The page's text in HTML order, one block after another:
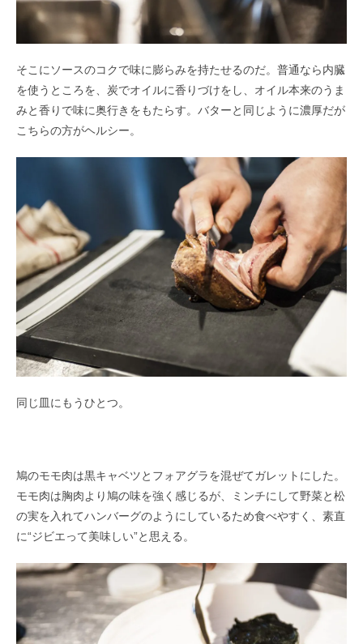
そこにソースのコクで味に膨らみを持たせるのだ。普通なら内臓
を使うところを、炭でオイルに香りづけをし、オイル本来のうま
みと香りで味に奥行きをもたらす。バターと同じように濃厚だが
こちらの方がヘルシー。
同じ皿にもうひとつ。
鳩のモモ肉は黒キャベツとフォアグラを混ぜてガレットにした。
モモ肉は胸肉より鳩の味を強く感じるが、ミンチにして野菜と松
の実を入れてハンバーグのようにしているため食べやすく、素直
に“ジビエって美味しい”と思える。